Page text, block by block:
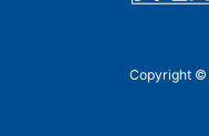
Copyright ©